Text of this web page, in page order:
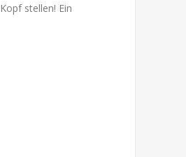
stellen! Ein